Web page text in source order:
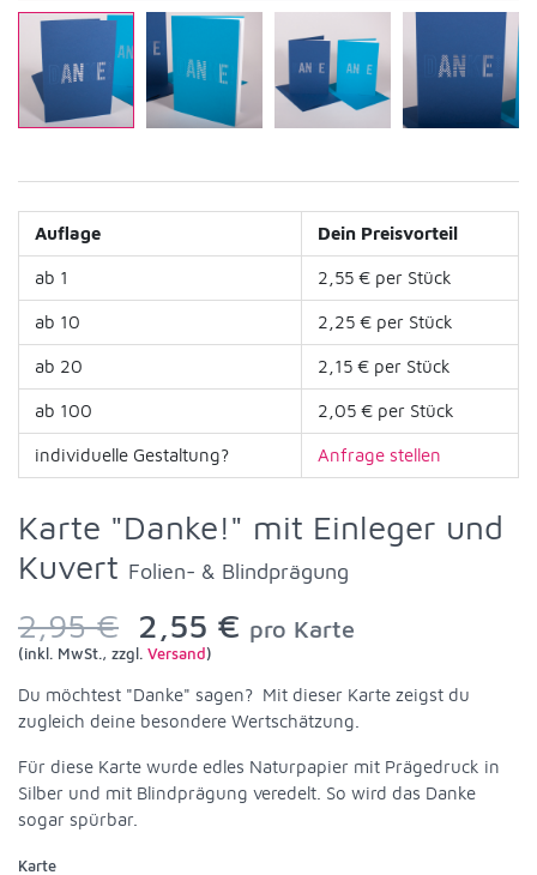
Auflage Dein Preisvorteil
ab 1 2,55 € per Stück
ab 10 2,25 € per Stück
ab 20 2,15 € per Stück
ab 100 2,05 € per Stück
individuelle Gestaltung? Anfrage stellen
Karte "Danke!" mit Einleger und
Kuvert Folien- & Blindprägung
2,95 € 2,55 € pro Karte
(inkl. MwSt., zzgl. Versand)
Du möchtest "Danke" sagen? Mit dieser Karte zeigst du
zugleich deine besondere Wertschätzung.
Für diese Karte wurde edles Naturpapier mit Prägedruck in
Silber und mit Blindprägung veredelt. So wird das Danke
sogar spürbar.
Karte